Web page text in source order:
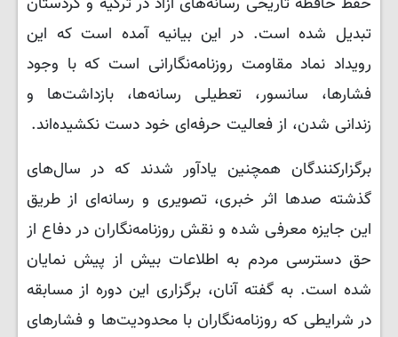
تبدیل شده است. در این بیانیه آمده است که این
رویداد نماد مقاومت روزنامه‌نگارانی است که با وجود
فشارها، سانسور، تعطیلی رسانه‌ها، بازداشت‌ها و
زندانی شدن، از فعالیت حرفه‌ای خود دست نکشیده‌اند.
برگزارکنندگان همچنین یادآور شدند که در سال‌های
گذشته صدها اثر خبری، تصویری و رسانه‌ای از طریق
این جایزه معرفی شده و نقش روزنامه‌نگاران در دفاع از
حق دسترسی مردم به اطلاعات بیش از پیش نمایان
شده است. به گفته آنان، برگزاری این دوره از مسابقه
در شرایطی که روزنامه‌نگاران با محدودیت‌ها و فشارهای